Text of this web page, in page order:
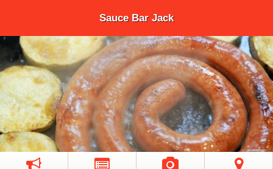
Sauce Bar Jack